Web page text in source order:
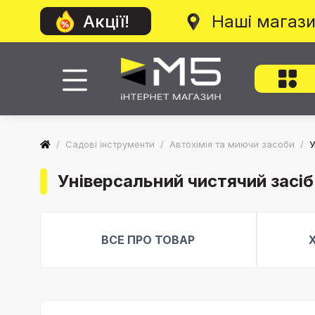
Акції! Наші
/ Садові інструменти / Автохімія та миючи засоби /
Універсальний чистячий
ВСЕ ПРО ТОВАР